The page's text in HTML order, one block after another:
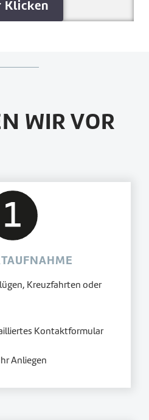
Klicken
WIR VOR
Kreuzfahrten oder
Kontaktformular
Anliegen